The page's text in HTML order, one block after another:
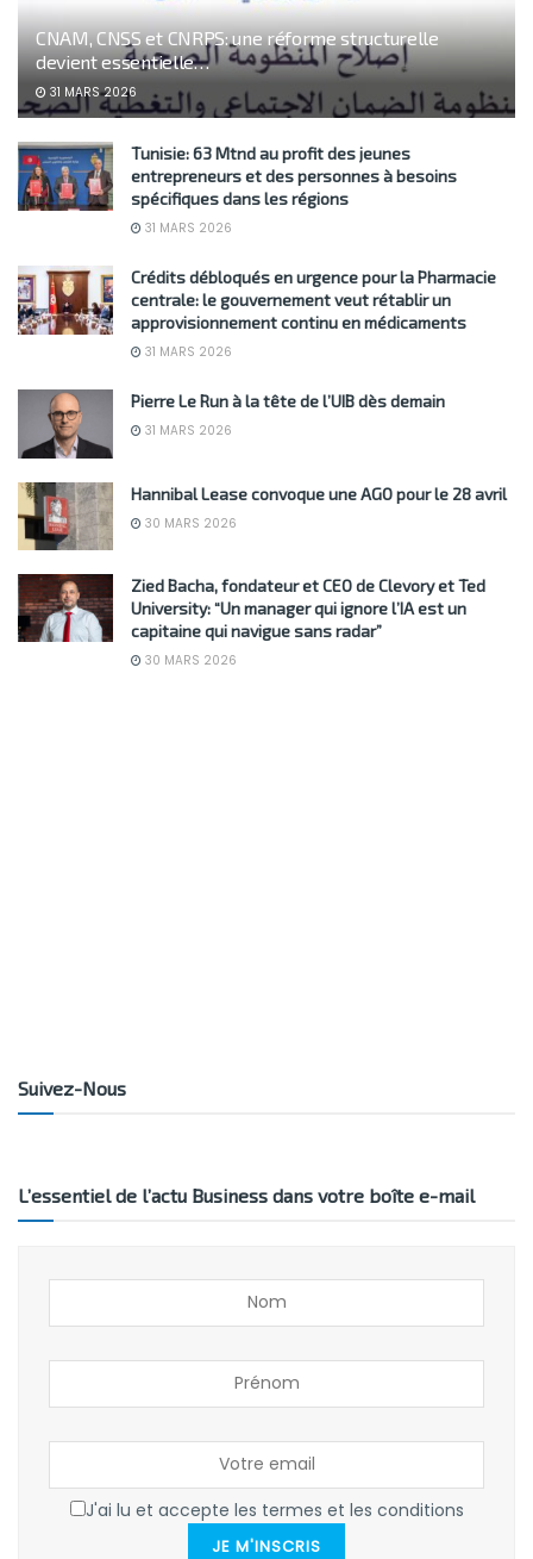
CNAM, CNSS et CNRPS: une réforme structurelle
devient essentielle…
31 MARS 2026
Tunisie: 63 Mtnd au profit des jeunes
entrepreneurs et des personnes à besoins
spécifiques dans les régions
31 MARS 2026
Crédits débloqués en urgence pour la Pharmacie
centrale: le gouvernement veut rétablir un
approvisionnement continu en médicaments
31 MARS 2026
Pierre Le Run à la tête de l’UIB dès demain
31 MARS 2026
Hannibal Lease convoque une AGO pour le 28 avril
30 MARS 2026
Zied Bacha, fondateur et CEO de Clevory et Ted
University: “Un manager qui ignore l’IA est un
capitaine qui navigue sans radar”
30 MARS 2026
Suivez-Nous
L’essentiel de l’actu Business dans votre boîte e-mail
J'ai lu et accepte les termes et les conditions
JE M'INSCRIS